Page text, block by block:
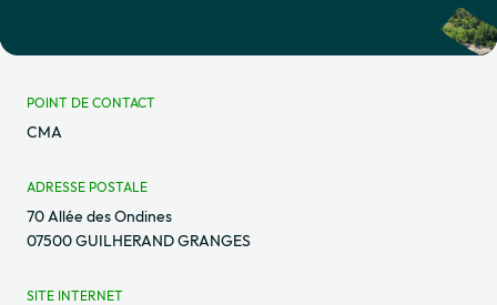
POINT DE CONTACT
CMA
ADRESSE POSTALE
70 Allée des Ondines
07500 GUILHERAND GRANGES
SITE INTERNET